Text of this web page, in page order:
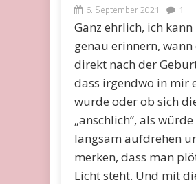
6. September 2021 1
Ganz ehrlich, ich
genau erinnern,
direkt nach der
dass irgendwo in mir
wurde oder ob sich
„anschlich“, als
langsam aufdrehen
merken, dass man
Licht steht. Und mit